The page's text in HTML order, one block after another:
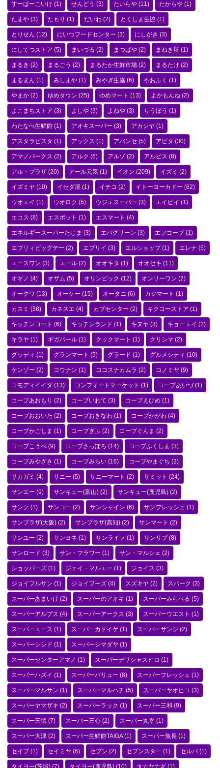
すーぱーこいけ (1) せんどう (3) たいらや (11) たからや (1)
たまや (3) たもり (1) だいわ (2) とくしま生協 (1)
とりせん (12) にいつフードセンター (3) にしがき (3)
にしてつストア (5) まいづる (2) まつばや (2) まねき屋 (1)
まるき (2) まるごう (2) まるたか生鮮市場 (2) まるたけ (2)
まるまん (1) みしまや (1) みやぎ生協 (6) やおふく (1)
やまか (2) ゆめタウン (25) ゆめマート (13) よかもんね (2)
よこまちストア (3) よしや (3) よねや (3) りうぼう (1)
わたなべ生鮮館 (1) アオキスーパー (3) アカシヤ (1)
アスタラビスタ (1) アックス (1) アバンセ (5) アピタ (30)
アマノパークス (2) アルク (6) アルゾ(2) アルビス (8)
アル・プラザ (20) アール元気 (1) イオン (209) イズミ (2)
イズミヤ (10) イセダ屋 (1) イチコ (2) イトーヨーカドー (62)
ウオエイ (1) ウオロク (5) ウジエスーパー (3) エイビイ (1)
エコス (8) エスポット (1) エスマート (4)
エネルギースーパーたじま (3) エバグリーン (3) エフコープ(1)
エブリィビッグデー (2) エブリイ (3) エルショップ(1) エレナ (5)
エースワン (3) エール (2) オオキタ (1) オオゼキ (11)
オギノ (4) オザム (5) オリンピック (12) オンリーワン (2)
オークワ (13) オーケー (15) オータニ (6) カジマート (1)
カスミ (38) カネスエ (4) カブセンター (2) キクコーストア (1)
キッチンコート (6) キッチンランド (1) キヌヤ (3) キョーエイ (2)
キラヤ (1) ギガパール (1) クックマート (1) クリシマ (2)
グッディ (1) グランマート (5) グラード (1) グルメシティ (10)
ケンゾー (2) コウナン (1) ココスナカムラ (2) コノミヤ (9)
コモディイイダ (13) コンフォートマーケット (1) コープあいづ(1)
コープあおもり (2) コープいわて (3) コープえひめ (1)
コープおおいた (2) コープおきなわ (1) コープかがわ (4)
コープかごしま (1) コープぎふ (2) コープぐんま (2)
コープこうべ (9) コープさっぽろ (14) コープふくしま (3)
コープみやざき (1) コープみらい (16) コープやまぐち (2)
サカガミ (4) サニー (5) サニーマート (2) サミット (24)
サンエー (9) サンキュー(富山) (2) サンキュー(鹿児島) (2)
サンク (1) サンコー (2) サンシャイン (6) サンフレッシュ (1)
サンプラザ(大阪) (2) サンプラザ(高知) (2) サンマート (2)
サンユー (2) サンヨネ (1) サンライフ (1) サンリブ (8)
サンロード (3) サン・フラワー (1) サン・マルシェ (2)
ショッパーズ (1) ジェイ・マルエー (1) ジョイス (3)
ジョイフルサン (1) ジョイフーズ (4) スズキヤ (2) スパーク (3)
スーパーあまいけ (2) スーパーのアオキ (1) スーパーみらべる (5)
スーパーアルプス (4) スーパーアークス (3) スーパーウエスト (1)
スーパーエース (1) スーパーカドイケ (1) スーパーサンシ (2)
スーパーシシド (1) スーパーシマダヤ (1)
スーパーセンターアマノ (1) スーパーデリシャスヒロ (1)
スーパーハズイ (1) スーパーバリュー (8) スーパーフレッシュ (1)
スーパーマルサン (1) スーパーマルハチ (5) スーパーヤオヒコ (3)
スーパーヤマザキ (2) スーパーラック (1) スーパー三和 (9)
スーパー三徳 (7) スーパー三心 (2) スーパー丸幸 (1)
スーパー大津 (2) スーパー生鮮館TAIGA(1) スーパー魚長 (1)
セイブ (1) セイミヤ (6) セブン (2) セブンスター (1) セルバ(1)